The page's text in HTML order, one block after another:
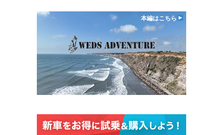
本編はこちら